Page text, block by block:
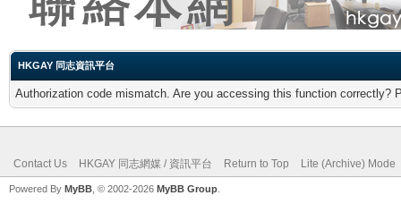
HKGAY 同志資訊平台
Authorization code mismatch. Are you accessing this function correctly?
Contact Us HKGAY 同志網媒 / 資訊平台 Return to Top Lite (Archive) Mode
Powered By MyBB , © 2002-2026 MyBB Group